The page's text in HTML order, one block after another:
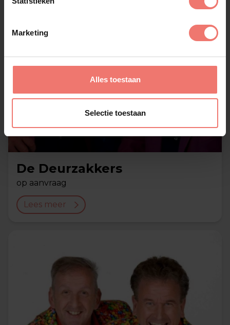
Marketing
Alles toestaan
Selectie toestaan
De Deurzakkers
op aanvraag
Lees meer